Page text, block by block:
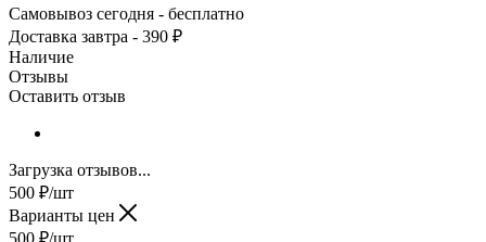
Самовывоз сегодня - бесплатно
Доставка завтра - 390 ₽
Наличие
Отзывы
Оставить отзыв
Загрузка отзывов...
500 ₽/шт
Варианты цен